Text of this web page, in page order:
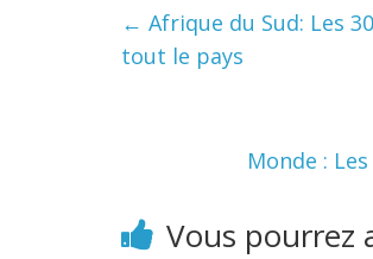
← Afrique du Sud: Les
tout le pays
Monde :
Vous pourrez